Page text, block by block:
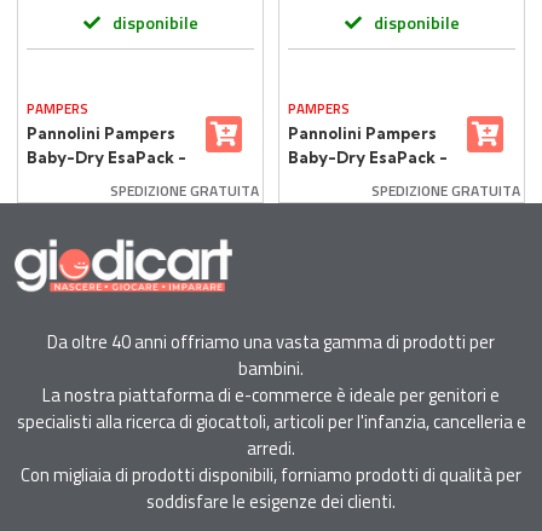
disponibile
PAMPERS
Pannolini Pampers
Baby-Dry EsaPack -
144 Pezzi
SPEDIZIONE GRATUITA
disponibile
PAMPERS
Pannolini Pampers
Baby-Dry EsaPack -
132 Pezzi
SPEDIZIONE GRATUITA
Da oltre 40 anni offriamo una vasta gamma di prodotti per
bambini.
La nostra piattaforma di e-commerce è ideale per genitori e
specialisti alla ricerca di giocattoli, articoli per l'infanzia, cancelleria e
arredi.
Con migliaia di prodotti disponibili, forniamo prodotti di qualità per
soddisfare le esigenze dei clienti.